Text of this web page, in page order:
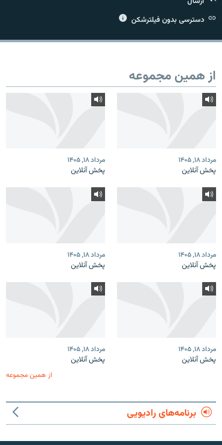
دسترسی بدون فیلترشکن
از همین مجموعه
مرداد ۱۸, ۱۴۰۵
پخش آنلاین
مرداد ۱۸, ۱۴۰۵
پخش آنلاین
مرداد ۱۸, ۱۴۰۵
پخش آنلاین
مرداد ۱۸, ۱۴۰۵
پخش آنلاین
مرداد ۱۸, ۱۴۰۵
پخش آنلاین
مرداد ۱۸, ۱۴۰۵
پخش آنلاین
از همین مجموعه
برنامه‌های رادیویی